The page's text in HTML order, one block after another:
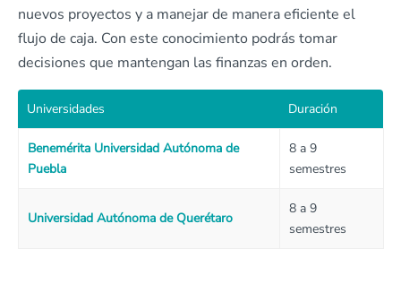
nuevos proyectos y a manejar de manera eficiente el
flujo de caja. Con este conocimiento podrás tomar
decisiones que mantengan las finanzas en orden.
Universidades Duración
Benemérita Universidad Autónoma de
Puebla
8 a 9
semestres
Universidad Autónoma de Querétaro
8 a 9
semestres